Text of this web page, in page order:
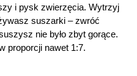
i pysk zwierzęcia. Wytrzyj
suszarki – zwróć
nie było zbyt gorące.
proporcji nawet 1:7.